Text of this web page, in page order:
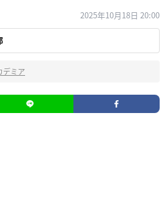
2025年10月18日 20:00
デミア